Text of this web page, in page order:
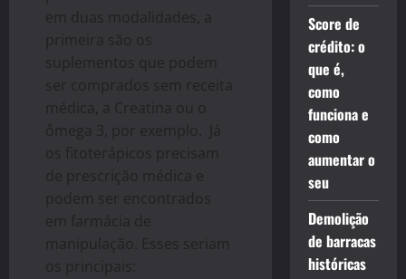
em duas modalidades, a
primeira são os
suplementos que podem
ser comprados sem receita
médica, a Creatina ou o
ômega 3, por exemplo. Já
os fitoterápicos precisam
de prescrição médica e
podem ser encontrados
em farmácia de
manipulação. Esses seriam
os principais:
Score de
crédito: o
que é,
como
funciona e
como
aumentar o
seu
Demolição
de barracas
históricas